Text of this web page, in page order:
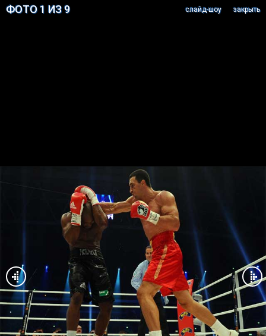
ФОТО 1 ИЗ 9 закрыть
cлайд-шоу